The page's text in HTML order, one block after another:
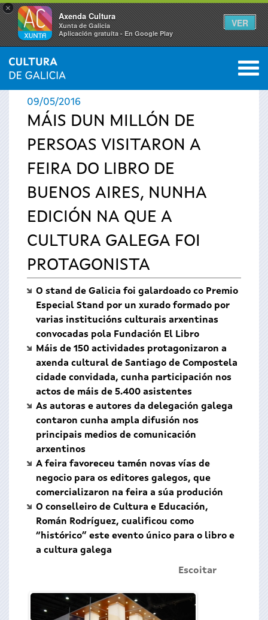
×
Axenda Cultura
Xunta de Galicia
Aplicación gratuíta - En Google Play
VER
Vostede
está
aquí
INICIO › ACTUALIDADE 0
09/05/2016
MÁIS DUN MILLÓN DE
PERSOAS VISITARON A
FEIRA DO LIBRO DE
BUENOS AIRES, NUNHA
EDICIÓN NA QUE A
CULTURA GALEGA FOI
PROTAGONISTA
O stand de Galicia foi galardoado co Premio
Especial Stand por un xurado formado por
varias institucións culturais arxentinas
convocadas pola Fundación El Libro
Máis de 150 actividades protagonizaron a
axenda cultural de Santiago de Compostela
cidade convidada, cunha participación nos
actos de máis de 5.400 asistentes
As autoras e autores da delegación galega
contaron cunha ampla difusión nos
principais medios de comunicación
arxentinos
A feira favoreceu tamén novas vías de
negocio para os editores galegos, que
comercializaron na feira a súa produción
O conselleiro de Cultura e Educación,
Román Rodríguez, cualificou como
“histórico” este evento único para o libro e
a cultura galega
Escoitar